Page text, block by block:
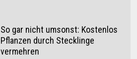
So gar nicht umsonst: Kostenlos
Pflanzen durch Stecklinge
vermehren